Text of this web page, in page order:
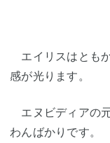
エイリスはともか
感が光ります。
エヌビディアの
わんばかりです。